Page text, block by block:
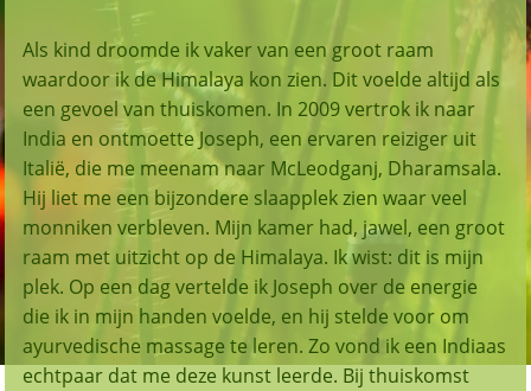
Als kind droomde ik vaker van een groot raam
waardoor ik de Himalaya kon zien. Dit voelde altijd als
een gevoel van thuiskomen. In 2009 vertrok ik naar
India en ontmoette Joseph, een ervaren reiziger uit
Italië, die me meenam naar McLeodganj, Dharamsala.
Hij liet me een bijzondere slaapplek zien waar veel
monniken verbleven. Mijn kamer had, jawel, een groot
raam met uitzicht op de Himalaya. Ik wist: dit is mijn
plek. Op een dag vertelde ik Joseph over de energie
die ik in mijn handen voelde, en hij stelde voor om
ayurvedische massage te leren. Zo vond ik een Indiaas
echtpaar dat me deze kunst leerde. Bij thuiskomst